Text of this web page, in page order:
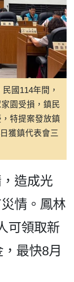
Taiwan
奧市簽
考古體驗
國114年間，
園受損，鎮民
特提案發放鎮
獲鎮代表會三
造成光
情。鳳林
可領取新
最快8月